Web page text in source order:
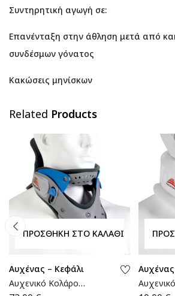
Συντηρητική αγωγή σε:
Επανένταξη στην άθληση μετά από
συνδέσμων γόνατος
Κακώσεις μηνίσκων
Related Products
ΠΡΟΣΘΉΚΗ ΣΤΟ ΚΑΛΆΘΙ
Αυχένας – Κεφάλι
Αυχενικό Κολάρο